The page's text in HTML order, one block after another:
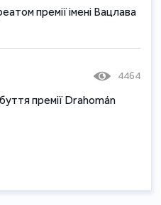
премії імені Вацлава
4464
премії Drahomán